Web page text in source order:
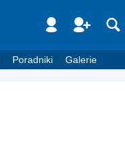
Poradniki Galerie